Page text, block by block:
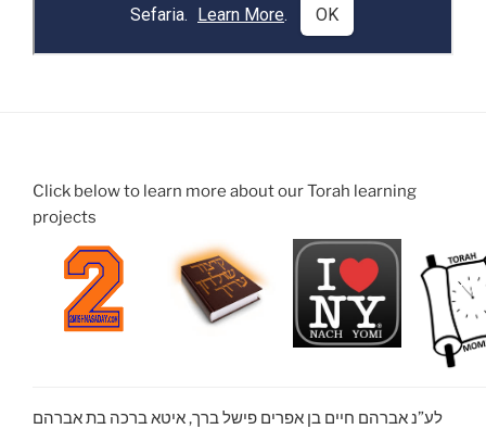
Click below to learn more about our Torah learning
projects
לע”נ אברהם חיים בן אפרים פישל ברך, איטא ברכה בת אברהם